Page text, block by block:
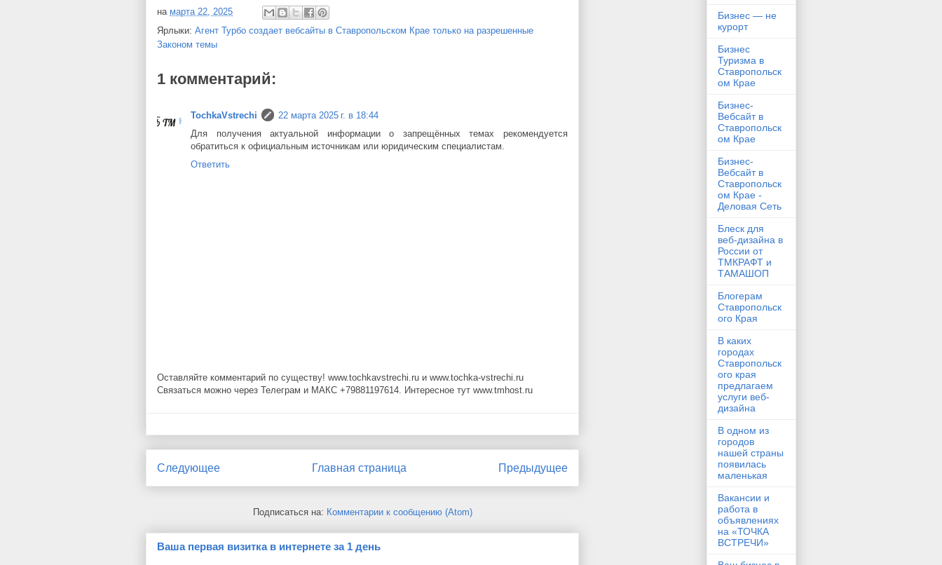
на марта 22, 2025
Ярлыки: Агент Турбо создает вебсайты в Ставропольском Крае только на разрешенные
Законом темы
1 комментарий:
TochkaVstrechi
22 марта 2025 г. в 18:44
Для получения актуальной информации о запрещённых темах рекомендуется
обратиться к официальным источникам или юридическим специалистам.
Ответить
Оставляйте комментарий по существу! www.tochkavstrechi.ru и www.tochka-vstrechi.ru
Связаться можно через Телеграм и МАКС +79881197614. Интересное тут www.tmhost.ru
Следующее Предыдущее
Главная страница
Подписаться на: Комментарии к сообщению (Atom)
Ваша первая визитка в интернете за 1 день
Бизнес — не
курорт
Бизнес
Туризма в
Ставропольск
ом Крае
Бизнес-
Вебсайт в
Ставропольск
ом Крае
Бизнес-
Вебсайт в
Ставропольск
ом Крае -
Деловая Сеть
Блеск для
веб-дизайна в
России от
ТМКРАФТ и
ТАМАШОП
Блогерам
Ставропольск
ого Края
В каких
городах
Ставропольск
ого края
предлагаем
услуги веб-
дизайна
В одном из
городов
нашей страны
появилась
маленькая
Вакансии и
работа в
объявлениях
на «ТОЧКА
ВСТРЕЧИ»